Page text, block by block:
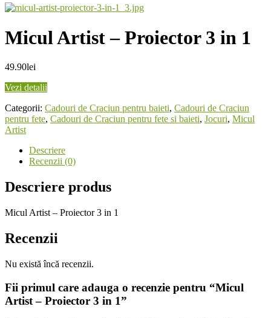
Micul Artist – Proiector 3 in 1
49.90lei
Vezi detalii
Categorii: Cadouri de Craciun pentru baieti, Cadouri de Craciun
pentru fete, Cadouri de Craciun pentru fete si baieti, Jocuri, Micul
Artist
Descriere
Recenzii (0)
Descriere produs
Micul Artist – Proiector 3 in 1
Recenzii
Nu există încă recenzii.
Fii primul care adauga o recenzie pentru “Micul
Artist – Proiector 3 in 1”